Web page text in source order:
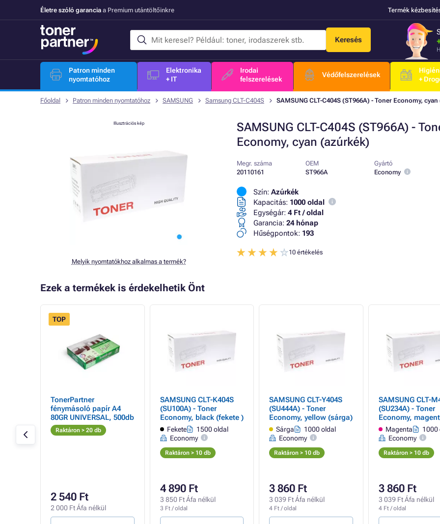
Életre szóló garancia a Premium utántöltőinkre Termék
Keresés
Patron minden
nyomtatóhoz
Elektronika
+ IT
Irodai
felszerelések
Védőfelszerelések
+
Főoldal Patron minden nyomtatóhoz SAMSUNG Samsung CLT-C404S SAMSUNG CLT-C404S (ST966A) - Toner Economy,
SAMSUNG CLT-C404S (ST966A) -
Economy, cyan (azúrkék)
Illusztrációs kép
Melyik nyomtatókhoz alkalmas a termék?
Megr. száma
20110161
OEM
ST966A
Gyártó
Economy
Szín: Azúrkék
Kapacitás: 1000 oldal
Egységár: 4 Ft / oldal
Garancia: 24 hónap
Hűségpontok: 193
10 értékelés
Ezek a termékek is érdekelhetik Önt
TOP
TonerPartner
fénymásoló papír A4
80GR UNIVERSAL, 500db
Raktáron > 20 db
2 540 Ft
2 000 Ft Áfa nélkül
SAMSUNG CLT-K404S
(SU100A) - Toner
Economy, black (fekete )
Fekete
1500 oldal
Economy
Raktáron > 10 db
4 890 Ft
3 850 Ft Áfa nélkül
3 Ft / oldal
SAMSUNG CLT-Y404S
(SU444A) - Toner
Economy, yellow (sárga)
Sárga
1000 oldal
Economy
Raktáron > 10 db
3 860 Ft
3 039 Ft Áfa nélkül
4 Ft / oldal
SAMSUNG CLT-
(SU234A) - Toner
Economy,
Magenta
1000
Economy
Raktáron > 10 db
3 860 Ft
3 039 Ft Áfa nélkül
4 Ft / oldal